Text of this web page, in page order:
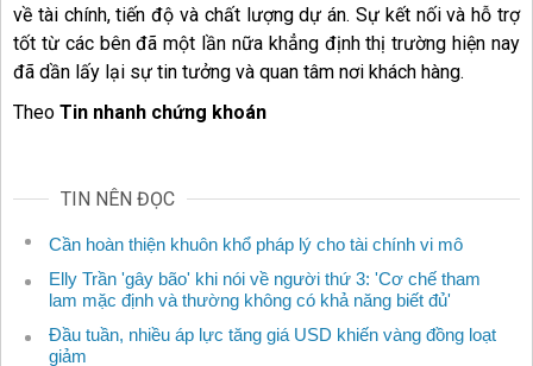
về tài chính, tiến độ và chất lượng dự án. Sự kết nối và hỗ trợ
tốt từ các bên đã một lần nữa khẳng định thị trường hiện nay
đã dần lấy lại sự tin tưởng và quan tâm nơi khách hàng.
Theo Tin nhanh chứng khoán
TIN NÊN ĐỌC
Cần hoàn thiện khuôn khổ pháp lý cho tài chính vi mô
Elly Trần 'gây bão' khi nói về người thứ 3: 'Cơ chế tham
lam mặc định và thường không có khả năng biết đủ'
Đầu tuần, nhiều áp lực tăng giá USD khiến vàng đồng loạt
giảm